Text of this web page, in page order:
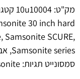
מק"ט: 10u10004
30 inch hard
, Samsonite SCURE,
Samsonite series
,
סמסונייט תגיות: